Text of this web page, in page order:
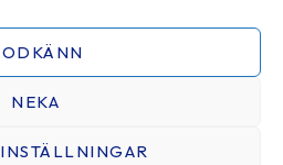
NEKA
& SAMARBETEN